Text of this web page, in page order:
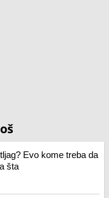
Evo kome treba da
šta